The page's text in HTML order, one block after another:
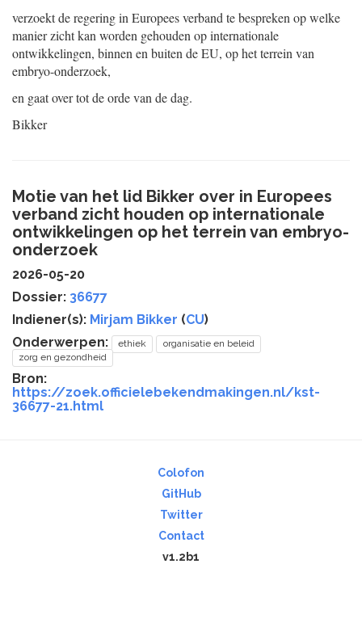
verzoekt de regering in Europees verband te bespreken op welke
manier zicht kan worden gehouden op internationale
ontwikkelingen, binnen en buiten de EU, op het terrein van
embryo-onderzoek,
en gaat over tot de orde van de dag.
Bikker
Motie van het lid Bikker over in Europees
verband zicht houden op internationale
ontwikkelingen op het terrein van embryo-
onderzoek
2026-05-20
Dossier: 36677
Indiener(s): Mirjam Bikker (CU)
Onderwerpen:
ethiek
organisatie en beleid
zorg en gezondheid
Bron:
https://zoek.officielebekendmakingen.nl/kst-
36677-21.html
Colofon
GitHub
Twitter
Contact
v1.2b1